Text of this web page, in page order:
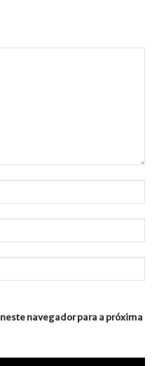
navegador para a próxima